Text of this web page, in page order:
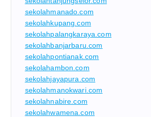
sekolahmanado.com
sekolahkupang.com
sekolahpalangkaraya.com
sekolahbanjarbaru.com
sekolahpontianak.com
sekolahambon.com
sekolahjayapura.com
sekolahmanokwari.com
sekolahnabire.com
sekolahwamena.com